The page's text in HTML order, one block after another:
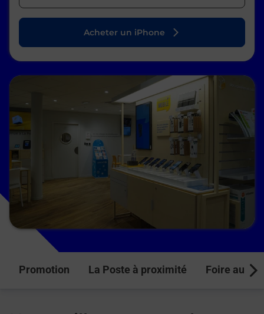
Acheter un iPhone
Promotion La Poste à proximité Foire aux